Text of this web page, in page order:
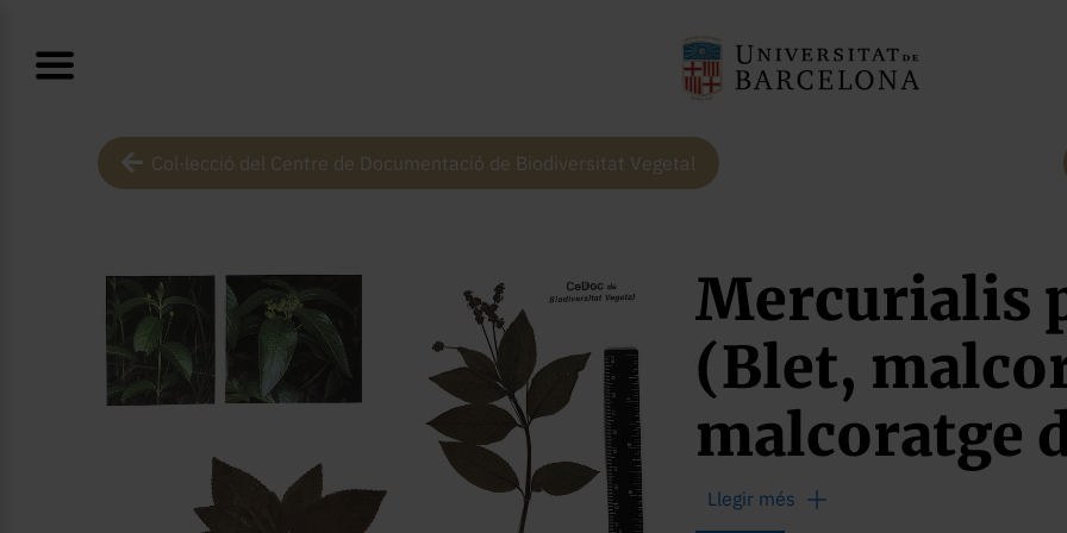
Col·lecció del Centre de Documentació de Biodiversitat Vegetal
Mercurialis
(Blet,
malcoratge
melcoratge
Llegir més